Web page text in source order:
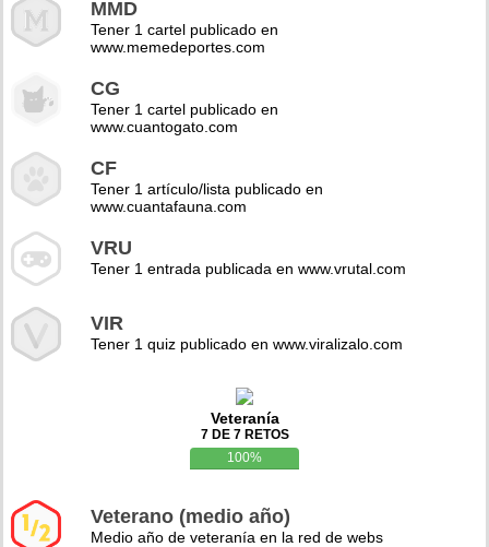
MMD
Tener 1 cartel publicado en
www.memedeportes.com
CG
Tener 1 cartel publicado en
www.cuantogato.com
CF
Tener 1 artículo/lista publicado en
www.cuantafauna.com
VRU
Tener 1 entrada publicada en www.vrutal.com
VIR
Tener 1 quiz publicado en www.viralizalo.com
Veteranía
7 DE 7 RETOS
100%
Veterano (medio año)
Medio año de veteranía en la red de webs